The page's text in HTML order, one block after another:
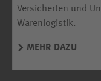
Versicherten und
Warenlogistik.
MEHR DAZU